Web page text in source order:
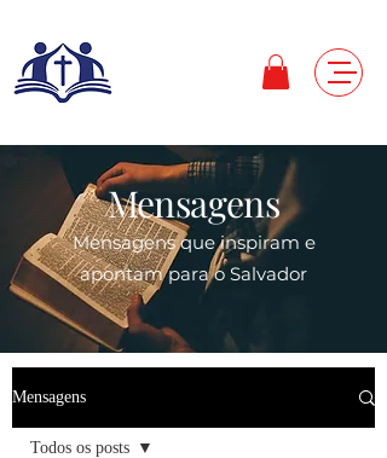
Mensagens
Todos os posts
Mensagens
Mensagens que inspiram e
apontam para o Salvador